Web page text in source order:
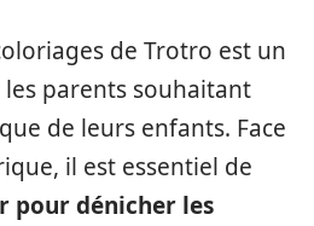
de Trotro est un
parents souhaitant
de leurs enfants. Face
il est essentiel de
pour dénicher les